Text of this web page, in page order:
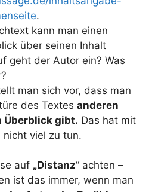
.
kann man einen
über seinen Inhalt
geht der Autor ein? Was
man sich vor, dass man
des Textes anderen
Überblick gibt. Das hat mit
nicht viel zu tun.
auf „Distanz“ achten –
ist das immer, wenn man